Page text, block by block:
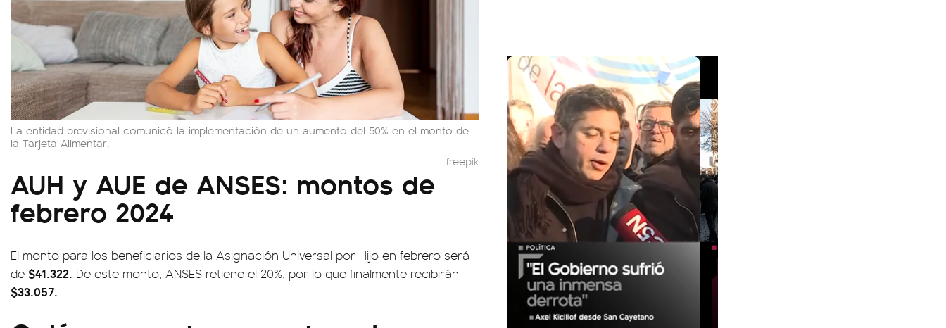
La entidad previsional comunicó la implementación de un aumento del 50% en el monto de
la Tarjeta Alimentar.
freepik
AUH y AUE de ANSES: montos de
febrero 2024
El monto para los beneficiarios de la Asignación Universal por Hijo en febrero será
de $41.322. De este monto, ANSES retiene el 20%, por lo que finalmente recibirán
$33.057.